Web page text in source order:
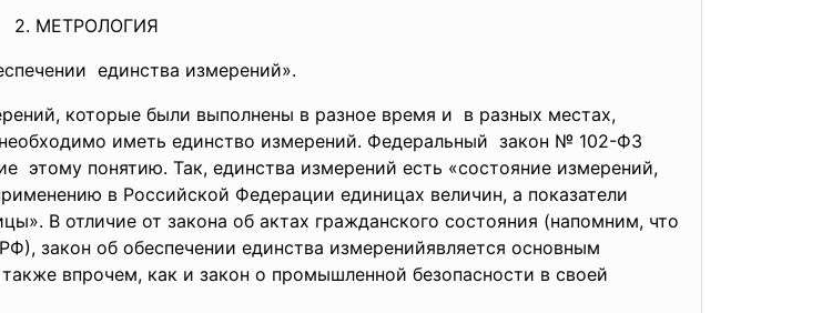
2. МЕТРОЛОГИЯ
единства измерений».
которые были выполнены в разное время и в разных местах,
иметь единство измерений. Федеральный закон № 102-ФЗ
этому понятию. Так, единства измерений есть «состояние измерений,
в Российской Федерации единицах величин, а показатели
В отличие от закона об актах гражданского состояния (напомним, что
закон об обеспечении единства измеренийявляется основным
впрочем, как и закон о промышленной безопасности в своей